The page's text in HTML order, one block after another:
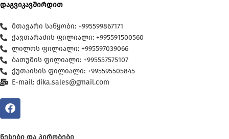
დაგვიკავშირდით
მთავარი საწყობი: +995599867171
ქავთარაძის ფილიალი: +995591500560
ლილოს ფილიალი: +995597039066
ბათუმის ფილიალი: +995557575107
ქუთაისის ფილიალი: +995595505845
E-mail: dika.sales@gmail.com
ᲬᲔᲡᲔᲑᲘ ᲓᲐ ᲞᲘᲠᲝᲑᲔᲑᲘ